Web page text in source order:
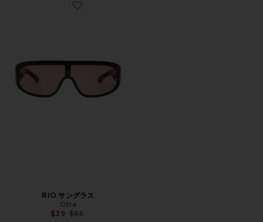
Favorite RIO サングラス
RIO サングラス
Otra
$39 Previous price:
$65